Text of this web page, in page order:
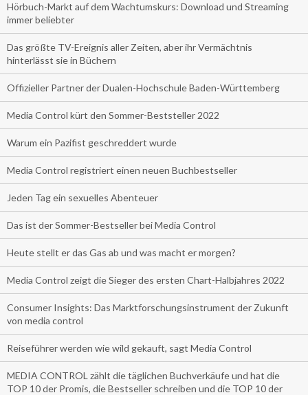
Hörbuch-Markt auf dem Wachtumskurs: Download und Streaming
immer beliebter
Das größte TV-Ereignis aller Zeiten, aber ihr Vermächtnis
hinterlässt sie in Büchern
Offizieller Partner der Dualen-Hochschule Baden-Württemberg
Media Control kürt den Sommer-Beststeller 2022
Warum ein Pazifist geschreddert wurde
Media Control registriert einen neuen Buchbestseller
Jeden Tag ein sexuelles Abenteuer
Das ist der Sommer-Bestseller bei Media Control
Heute stellt er das Gas ab und was macht er morgen?
Media Control zeigt die Sieger des ersten Chart-Halbjahres 2022
Consumer Insights: Das Marktforschungsinstrument der Zukunft
von media control
Reiseführer werden wie wild gekauft, sagt Media Control
MEDIA CONTROL zählt die täglichen Buchverkäufe und hat die
TOP 10 der Promis, die Bestseller schreiben und die TOP 10 der